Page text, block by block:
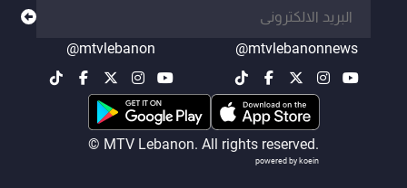
@mtvlebanonnews
@mtvlebanon
© MTV Lebanon. All rights reserved.
powered by koein